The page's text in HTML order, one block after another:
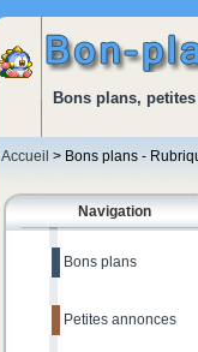
Bons plans,
Accueil > Bons plans -
Navigation
Bons plans
Petites annonces